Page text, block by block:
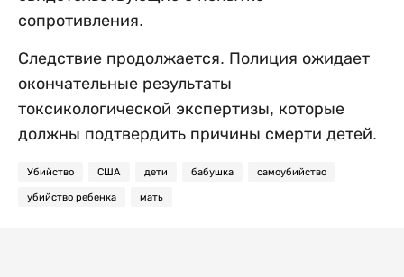
сопротивления.
Следствие продолжается. Полиция ожидает
окончательные результаты
токсикологической экспертизы, которые
должны подтвердить причины смерти детей.
Убийство США дети бабушка самоубийство
убийство ребенка мать